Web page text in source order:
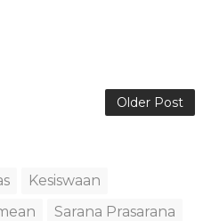
Older Post
Kesiswaan
Sarana Prasarana